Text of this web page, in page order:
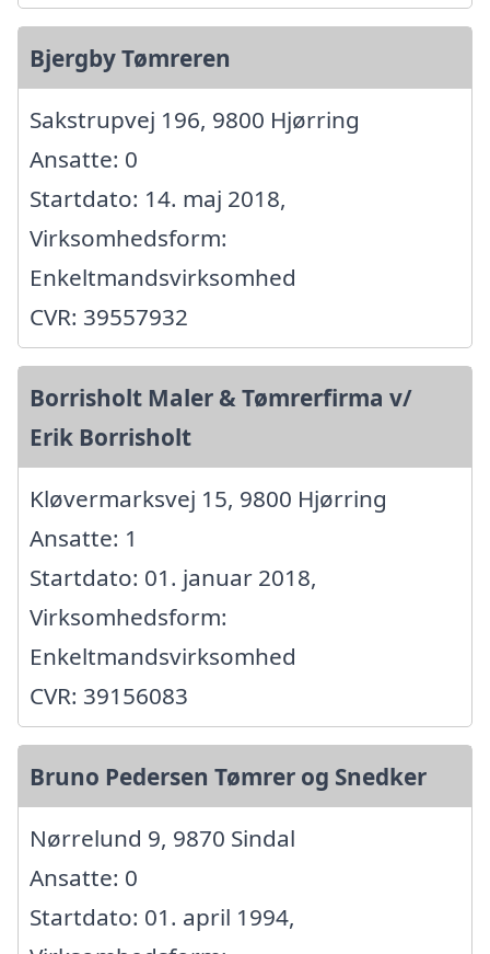
Bjergby Tømreren
Sakstrupvej 196, 9800 Hjørring
Ansatte: 0
Startdato: 14. maj 2018,
Virksomhedsform:
Enkeltmandsvirksomhed
CVR: 39557932
Borrisholt Maler & Tømrerfirma v/
Erik Borrisholt
Kløvermarksvej 15, 9800 Hjørring
Ansatte: 1
Startdato: 01. januar 2018,
Virksomhedsform:
Enkeltmandsvirksomhed
CVR: 39156083
Bruno Pedersen Tømrer og Snedker
Nørrelund 9, 9870 Sindal
Ansatte: 0
Startdato: 01. april 1994,